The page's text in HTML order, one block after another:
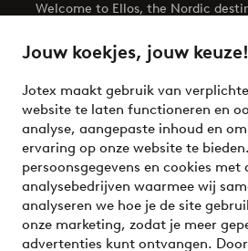
Jouw koekjes, jouw keuze!
Jotex maakt gebruik van
website te laten functioneren en
analyse, aangepaste inhoud en
ervaring op onze website te
persoonsgegevens en cookies
analysebedrijven waarmee wij
analyseren we hoe je de site
onze marketing, zodat je meer
advertenties kunt ontvangen.
Welcome to Ellos, the Nordic
your wardrobe. Your next
Veilig betalen - Nu
Wil je meer weten over